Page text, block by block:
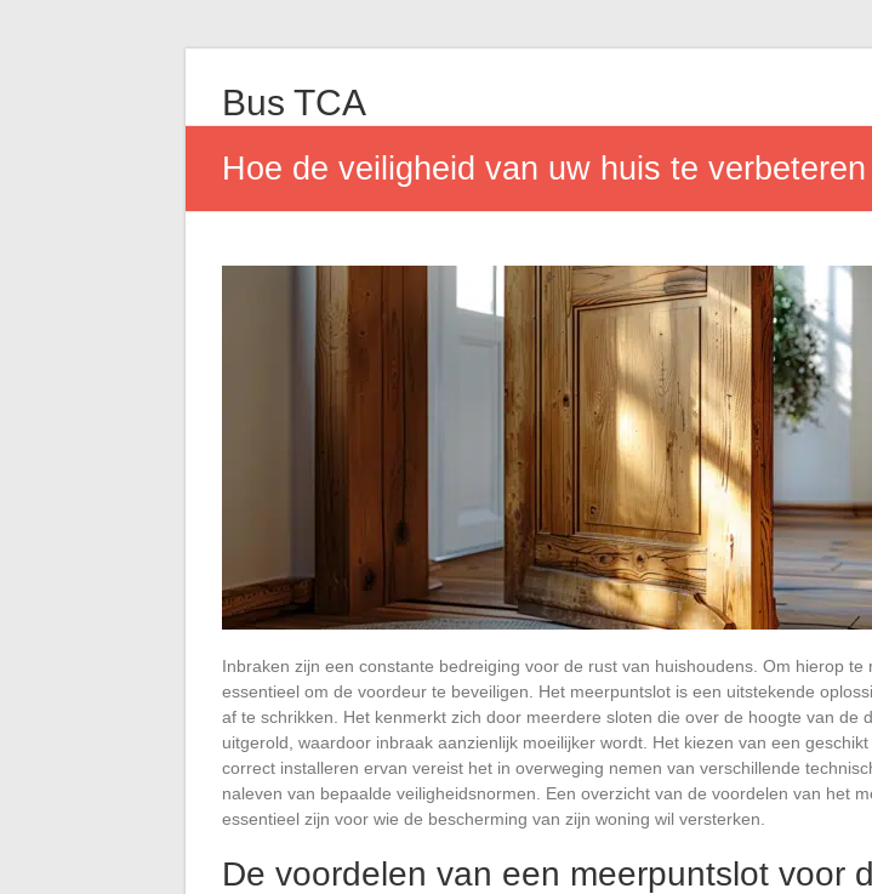
Bus TCA
Hoe de veiligheid van uw huis te
Inbraken zijn een constante bedreiging voor de rust van huishoudens. Om hierop te
essentieel om de voordeur te beveiligen. Het meerpuntslot is een uitstekende
af te schrikken. Het kenmerkt zich door meerdere sloten die over de hoogte van de
uitgerold, waardoor inbraak aanzienlijk moeilijker wordt. Het kiezen van een
correct installeren ervan vereist het in overweging nemen van verschillende
naleven van bepaalde veiligheidsnormen. Een overzicht van de voordelen van het
essentieel zijn voor wie de bescherming van zijn woning wil versterken.
De voordelen van een meerpuntslot voor